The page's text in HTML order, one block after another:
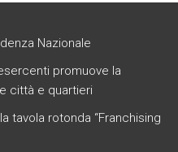
Nazionale
promuove la
città e quartieri
tavola rotonda “Franchising